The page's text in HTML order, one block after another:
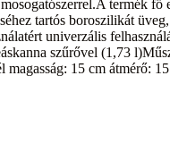
termék
tartós boroszilikát
univerzális
szűrővel (1,73
magasság: 15 cm átmérő: